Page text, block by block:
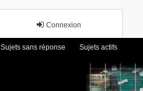
Connexion
Sujets sans réponse Sujets actifs